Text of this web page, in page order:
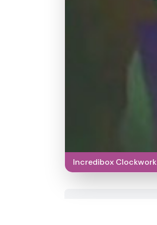
Incredibox Clockwork